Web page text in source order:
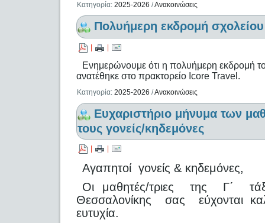
Κατηγορία:2025-2026 /Ανακοινώσεις
Πολυήμερη εκδρομή σχολείου
Ενημερώνουμε ότι η πολυήμερη εκδρομή
ανατέθηκε στο πρακτορείο Icore Travel.
Κατηγορία:2025-2026 /Ανακοινώσεις
Ευχαριστήριο μήνυμα των
τους γονείς/κηδεμόνες
Αγαπητοί γονείς & κηδεμόνες,
Οι μαθητές/τριες της Γ΄
Θεσσαλονίκης σας εύχονται
ευτυχία.